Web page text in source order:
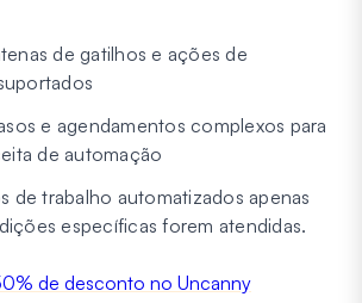
de gatilhos e ações de
e agendamentos complexos para
de automação
de trabalho automatizados apenas
específicas forem atendidas.
de desconto no Uncanny